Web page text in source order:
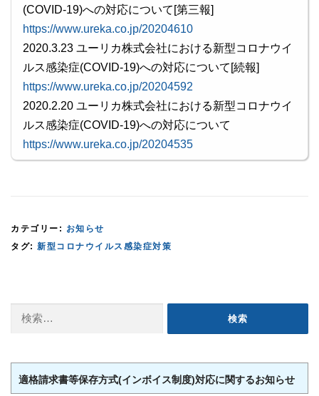
(COVID-19)への対応について[第三報]
https://www.ureka.co.jp/20204610
2020.3.23 ユーリカ株式会社における新型コロナウイ
ルス感染症(COVID-19)への対応について[続報]
https://www.ureka.co.jp/20204592
2020.2.20 ユーリカ株式会社における新型コロナウイ
ルス感染症(COVID-19)への対応について
https://www.ureka.co.jp/20204535
カテゴリー: お知らせ
タグ: 新型コロナウイルス感染症対策
適格請求書等保存方式(インボイス制度)対応に関するお知らせ